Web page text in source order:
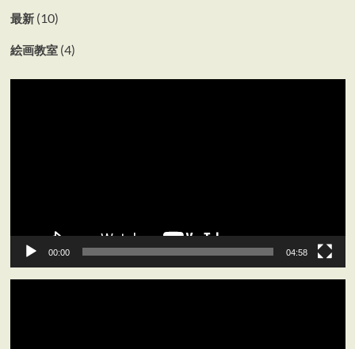
最新(10)
絵画教室(4)
00:00 04:58